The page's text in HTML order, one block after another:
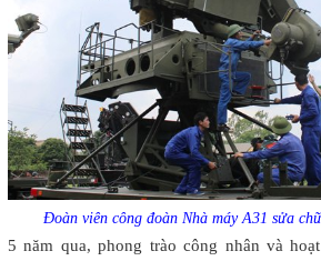
Đoàn viên công đoàn Nhà máy A31 sửa
5 năm qua, phong trào công nhân và